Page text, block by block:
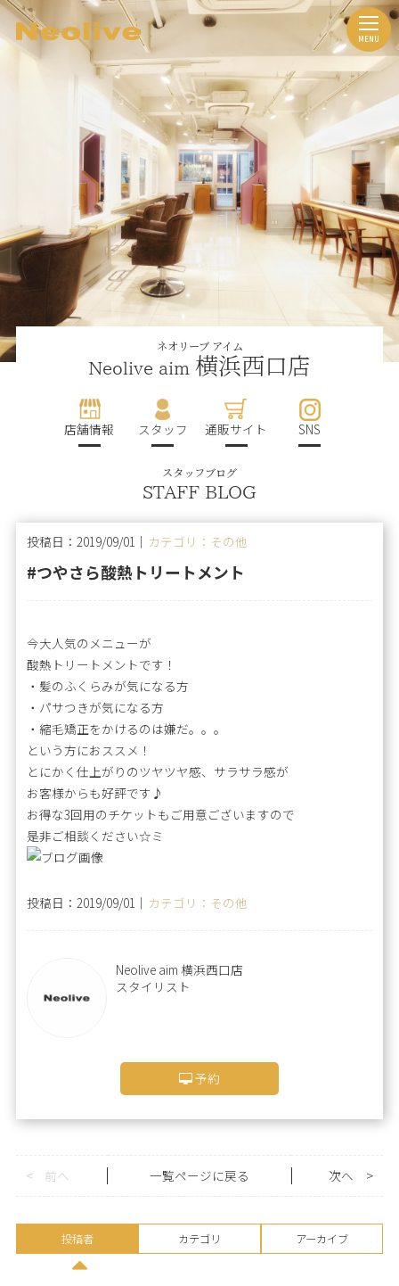
ネオリーブ アイム
Neolive aim 横浜西口店
店舗情報 スタッフ 通販サイト SNS
スタッフブログ
STAFF BLOG
投稿日：2019/09/01｜ カテゴリ：その他
#つやさら酸熱トリートメント
今大人気のメニューが
酸熱トリートメントです！
・髪のふくらみが気になる方
・パサつきが気になる方
・縮毛矯正をかけるのは嫌だ。。。
という方におススメ！
とにかく仕上がりのツヤツヤ感、サラサラ感が
お客様からも好評です♪
お得な3回用のチケットもご用意ございますので
是非ご相談ください☆ミ
投稿日：2019/09/01｜ カテゴリ：その他
Neolive aim 横浜西口店
スタイリスト
予約
< 前へ 一覧ページに戻る >
次へ
投稿者 カテゴリ アーカイブ